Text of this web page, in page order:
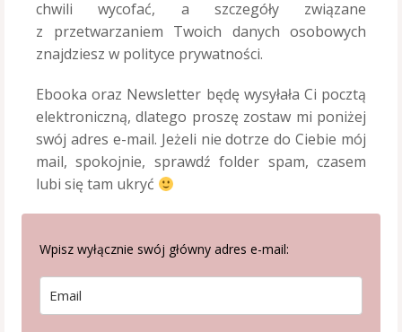
chwili wycofać, a szczegóły związane
z przetwarzaniem Twoich danych osobowych
znajdziesz w polityce prywatności.
Ebooka oraz Newsletter będę wysyłała Ci pocztą
elektroniczną, dlatego proszę zostaw mi poniżej
swój adres e-mail. Jeżeli nie dotrze do Ciebie mój
mail, spokojnie, sprawdź folder spam, czasem
lubi się tam ukryć
Wpisz wyłącznie swój główny adres e-mail: